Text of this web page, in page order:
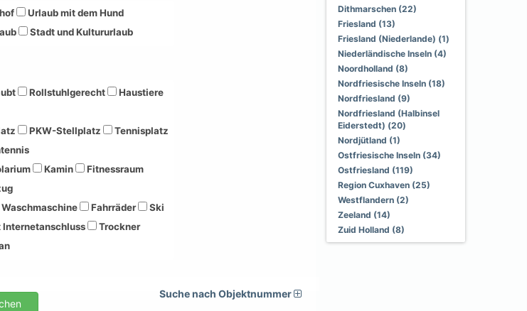
Urlaub mit dem Hund
Stadt und Kultururlaub
Rollstuhlgerecht
Haustiere
PKW-Stellplatz
Tennisplatz
Kamin
Fitnessraum
Waschmaschine Fahrräder
Ski
Internetanschluss
Trockner
Suche nach Objektnummer
Dithmarschen (22)
Friesland (13)
Friesland (Niederlande) (1)
Niederländische Inseln (4)
Noordholland (8)
Nordfriesische Inseln (18)
Nordfriesland (9)
Nordfriesland (Halbinsel
Eiderstedt) (20)
Nordjütland (1)
Ostfriesische Inseln (34)
Ostfriesland (119)
Region Cuxhaven (25)
Westflandern (2)
Zeeland (14)
Zuid Holland (8)